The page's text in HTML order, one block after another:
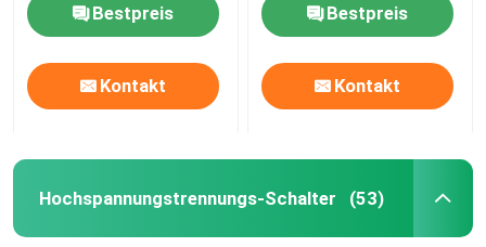
Bestpreis
Kontakt
Bestpreis
Kontakt
Hochspannungstrennungs-Schalter (53)